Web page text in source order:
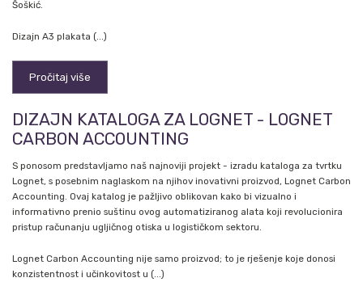
Šoškić.
Dizajn A3 plakata (...)
Pročitaj više
DIZAJN KATALOGA ZA LOGNET - LOGNET
CARBON ACCOUNTING
S ponosom predstavljamo naš najnoviji projekt - izradu kataloga za tvrtku
Lognet, s posebnim naglaskom na njihov inovativni proizvod, Lognet Carbon
Accounting. Ovaj katalog je pažljivo oblikovan kako bi vizualno i
informativno prenio suštinu ovog automatiziranog alata koji revolucionira
pristup računanju ugljičnog otiska u logističkom sektoru.
Lognet Carbon Accounting nije samo proizvod; to je rješenje koje donosi
konzistentnost i učinkovitost u (...)